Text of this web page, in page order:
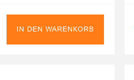
IN DEN WARENKORB